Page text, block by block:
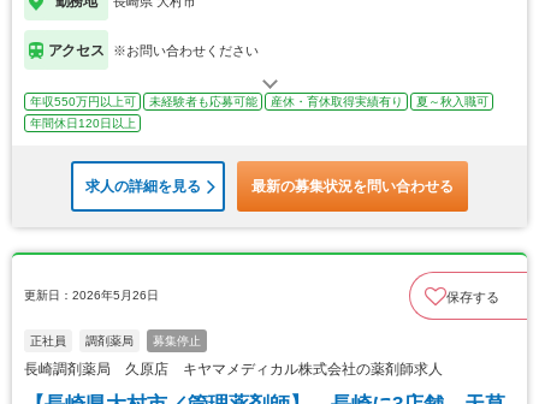
アクセス ※お問い合わせください
年収550万円以上可 未経験者も応募可能 産休・育休取得実績有り
夏～秋入職可
年間休日120日以上
求人の詳細を見る 最新の募集状況を問い合わせる
更新日：2026年5月26日 保存する
正社員 調剤薬局 募集停止
長崎調剤薬局 久原店 キヤマメディカル株式会社の薬剤師求人